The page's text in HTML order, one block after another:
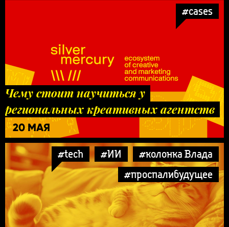
#cases
Чему стоит научиться у
региональных креативных агентств
20 МАЯ
#tech #ИИ
#колонка Влада
#проспалибудущее